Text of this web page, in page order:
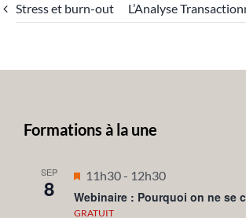
Stress et burn-out L’Analyse
Formations à la une
SEP
8
Mis
en
avant
11h30- 12h30
Webinaire : Pourquoi on ne se
GRATUIT